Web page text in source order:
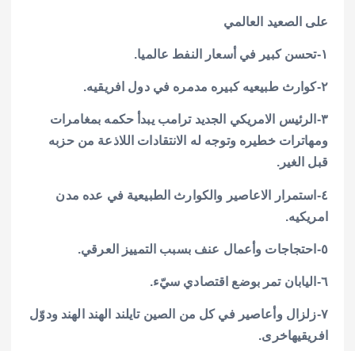
على الصعيد العالمي
١-تحسن كبير في أسعار النفط عالميا.
٢-كوارث طبيعيه كبيره مدمره في دول افريقيه.
٣-الرئيس الامريكي الجديد ترامب يبدأ حكمه بمغامرات
ومهاترات خطيره وتوجه له الانتقادات اللاذعة من حزبه
قبل الغير.
٤-استمرار الاعاصير والكوارث الطبيعية في عده مدن
امريكيه.
٥-احتجاجات وأعمال عنف بسبب التمييز العرقي.
٦-اليابان تمر بوضع اقتصادي سيّء.
٧-زلزال وأعاصير في كل من الصين تايلند الهند الهند ودوّل
افريقيهاخرى.